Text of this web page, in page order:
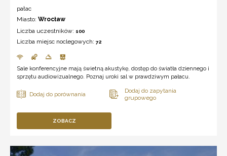
pałac
Miasto: Wrocław
Liczba uczestników: 100
Liczba miejsc noclegowych: 72
Sale konferencyjne mają świetną akustykę, dostęp do światła dziennego i
sprzętu audiowizualnego. Poznaj uroki sal w prawdziwym pałacu.
ZOBACZ